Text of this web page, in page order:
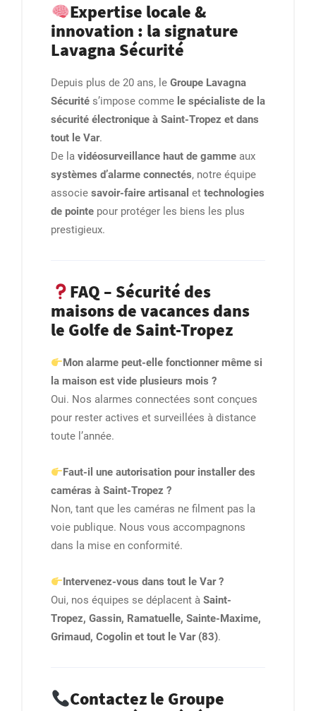
Expertise locale &
innovation : la signature
Lavagna Sécurité
Depuis plus de 20 ans, le Groupe Lavagna
Sécurité s’impose comme le spécialiste de la
sécurité électronique à Saint-Tropez et dans
tout le Var.
De la vidéosurveillance haut de gamme aux
systèmes d’alarme connectés, notre équipe
associe savoir-faire artisanal et technologies
de pointe pour protéger les biens les plus
prestigieux.
FAQ – Sécurité des
maisons de vacances dans
le Golfe de Saint-Tropez
Mon alarme peut-elle fonctionner même si
la maison est vide plusieurs mois ?
Oui. Nos alarmes connectées sont conçues
pour rester actives et surveillées à distance
toute l’année.
Faut-il une autorisation pour installer des
caméras à Saint-Tropez ?
Non, tant que les caméras ne filment pas la
voie publique. Nous vous accompagnons
dans la mise en conformité.
Intervenez-vous dans tout le Var ?
Oui, nos équipes se déplacent à Saint-
Tropez, Gassin, Ramatuelle, Sainte-Maxime,
Grimaud, Cogolin et tout le Var (83).
Contactez le Groupe